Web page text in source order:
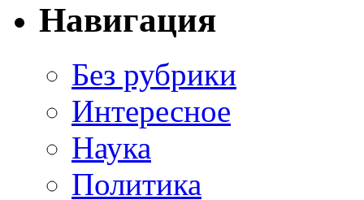
Навигация
Без рубрики
Интересное
Наука
Политика